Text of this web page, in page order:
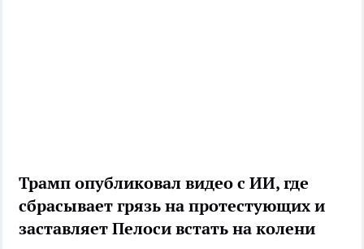
Трамп опубликовал видео с ИИ, где
сбрасывает грязь на протестующих и
заставляет Пелоси встать на колени